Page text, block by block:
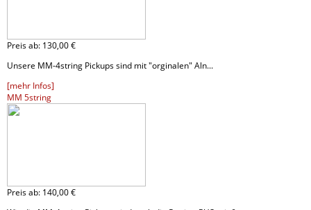
Preis ab: 130,00 €
Unsere MM-4string Pickups sind mit "orginalen" Aln...
[mehr Infos]
MM 5string
Preis ab: 140,00 €